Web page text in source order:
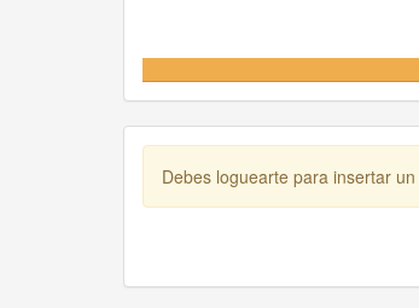
Debes loguearte para insertar